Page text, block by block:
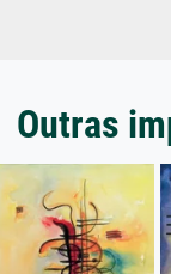
Outras